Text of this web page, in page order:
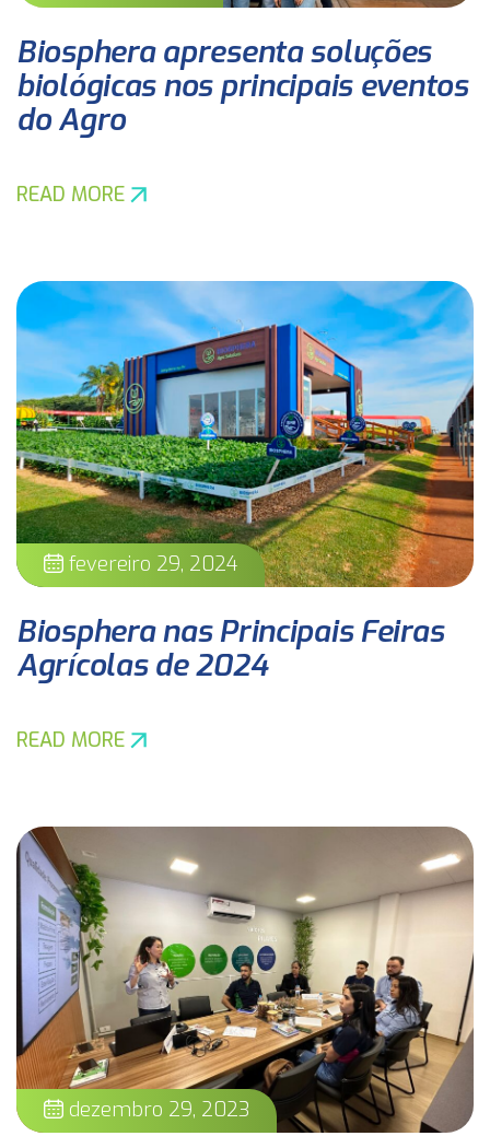
Biosphera apresenta soluções
biológicas nos principais eventos
do Agro
READ MORE
fevereiro 29, 2024
Biosphera nas Principais Feiras
Agrícolas de 2024
READ MORE
dezembro 29, 2023